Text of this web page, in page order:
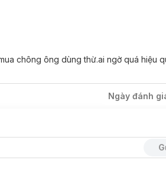
chông ông dùng thừ.ai ngờ quá hiệu
Ngày đánh